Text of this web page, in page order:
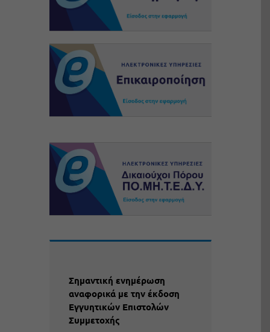
Σημαντική ενημέρωση
αναφορικά με την έκδοση
Εγγυητικών Επιστολών
Συμμετοχής